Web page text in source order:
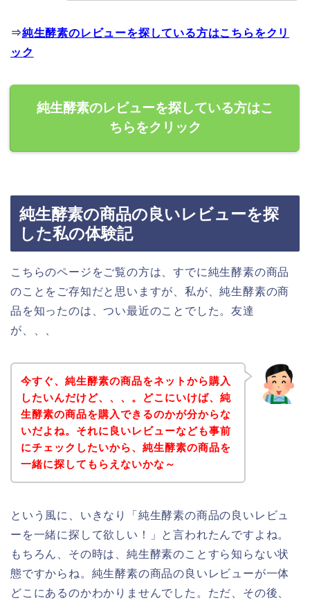
⇒純生酵素のレビューを探している方はこちらをクリ
ック
純生酵素のレビューを探している方はこ
ちらをクリック
純生酵素の商品の良いレビューを探
した私の体験記
こちらのページをご覧の方は、すでに純生酵素の商品
のことをご存知だと思いますが、私が、純生酵素の商
品を知ったのは、つい最近のことでした。友達
が、、、
今すぐ、純生酵素の商品をネットから購入
したいんだけど、、、。どこにいけば、純
生酵素の商品を購入できるのかが分からな
いだよね。それに良いレビューなども事前
にチェックしたいから、純生酵素の商品を
一緒に探してもらえないかな～
という風に、いきなり「純生酵素の商品の良いレビュ
ーを一緒に探して欲しい！」と言われたんですよね。
もちろん、その時は、純生酵素のことすら知らない状
態ですからね。純生酵素の商品の良いレビューが一体
どこにあるのかわかりませんでした。ただ、その後、